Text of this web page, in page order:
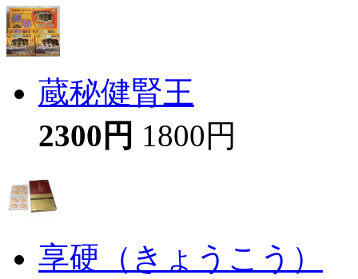
蔵秘健腎王
2300円 1800円
享硬（きょうこう）